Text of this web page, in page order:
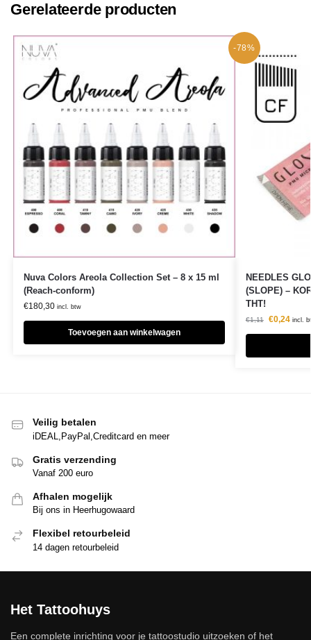
Gerelateerde producten
Nuva Colors Areola Collection Set – 8 x 15 ml
(Reach-conform)
€180,30 incl. btw
Toevoegen aan winkelwagen
-78%
NEEDLES
(SLOPE) –
THT!
€1,11 €0,24 incl.
Veilig betalen
iDEAL,PayPal,Creditcard en meer
Gratis verzending
Vanaf 200 euro
Afhalen mogelijk
Bij ons in Heerhugowaard
Flexibel retourbeleid
14 dagen retourbeleid
Het Tattoohuys
Een complete inrichting voor je tattoostudio uitzoeken of het